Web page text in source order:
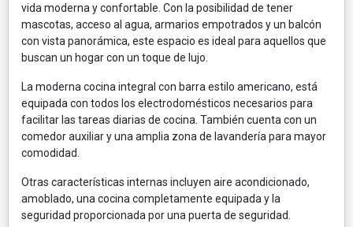
vida moderna y confortable. Con la posibilidad de tener
mascotas, acceso al agua, armarios empotrados y un balcón
con vista panorámica, este espacio es ideal para aquellos que
buscan un hogar con un toque de lujo.
La moderna cocina integral con barra estilo americano, está
equipada con todos los electrodomésticos necesarios para
facilitar las tareas diarias de cocina. También cuenta con un
comedor auxiliar y una amplia zona de lavandería para mayor
comodidad.
Otras características internas incluyen aire acondicionado,
amoblado, una cocina completamente equipada y la
seguridad proporcionada por una puerta de seguridad.